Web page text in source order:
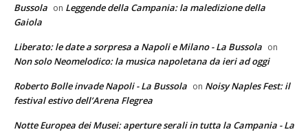
Bussola on Leggende della Campania: la maledizione della
Gaiola
Liberato: le date a sorpresa a Napoli e Milano - La Bussola on
Non solo Neomelodico: la musica napoletana da ieri ad oggi
Roberto Bolle invade Napoli - La Bussola on Noisy Naples Fest: il
festival estivo dell’Arena Flegrea
Notte Europea dei Musei: aperture serali in tutta la Campania - La